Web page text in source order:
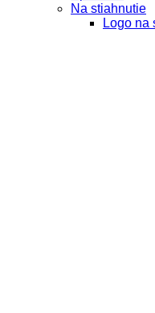
Na stiahnutie
Logo na